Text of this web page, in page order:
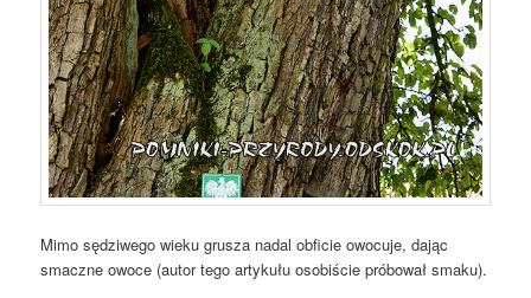
Mimo sędziwego wieku grusza nadal obficie owocuje, dając
smaczne owoce (autor tego artykułu osobiście próbował smaku).